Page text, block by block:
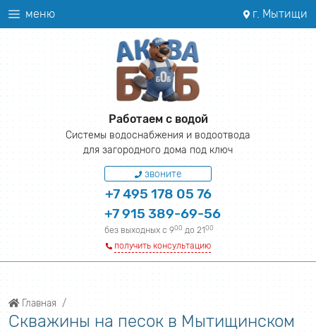
меню г. Мытищи
Работаем с водой
Системы водоснабжения и водоотвода
для загородного дома под ключ
звоните
+7 495 178 05 76
+7 915 389-69-56
без выходных с 900 до 2100
получить консультацию
Главная
Скважины на песок в Мытищинском